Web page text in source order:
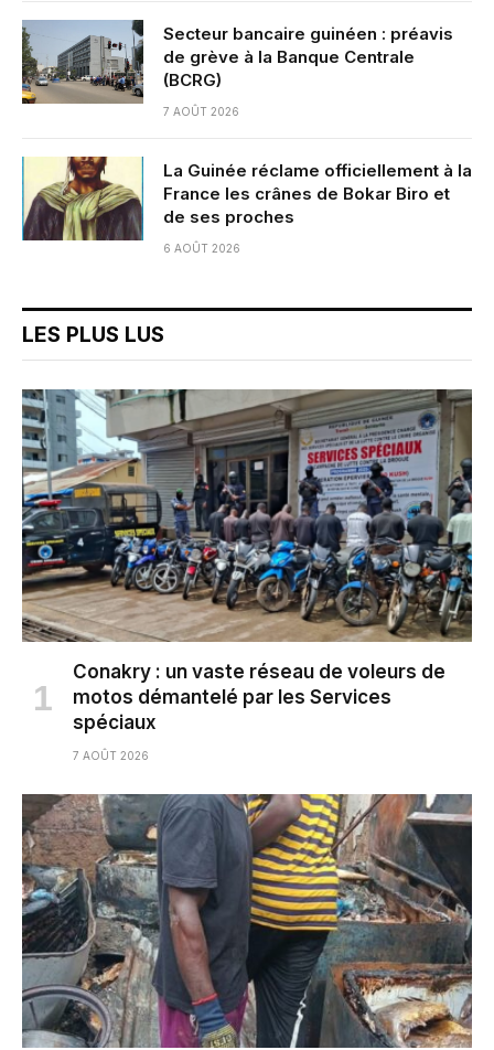
Secteur bancaire guinéen : préavis
de grève à la Banque Centrale
(BCRG)
7 AOÛT 2026
La Guinée réclame officiellement à la
France les crânes de Bokar Biro et
de ses proches
6 AOÛT 2026
LES PLUS LUS
Conakry : un vaste réseau de voleurs de
motos démantelé par les Services
spéciaux
7 AOÛT 2026